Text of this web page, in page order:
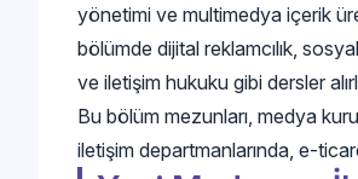
yönetimi ve multimedya içerik
bölümde dijital reklamcılık,
ve iletişim hukuku gibi dersler
Bu bölüm mezunları, medya
iletişim departmanlarında, e-